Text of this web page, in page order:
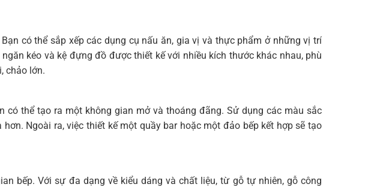
có thể sắp xếp các dụng cụ nấu ăn, gia vị và thực phẩm ở những vị trí
kéo và kệ đựng đồ được thiết kế với nhiều kích thước khác nhau, phù
chảo lớn.
có thể tạo ra một không gian mở và thoáng đãng. Sử dụng các màu sắc
Ngoài ra, việc thiết kế một quầy bar hoặc một đảo bếp kết hợp sẽ tạo
bếp. Với sự đa dạng về kiểu dáng và chất liệu, từ gỗ tự nhiên, gỗ công